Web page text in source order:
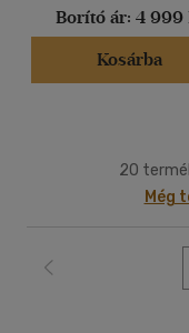
Borító ár: 4 999
Kosárba
20
Még